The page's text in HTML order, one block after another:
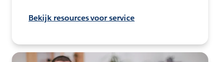
Bekijk resources voor service